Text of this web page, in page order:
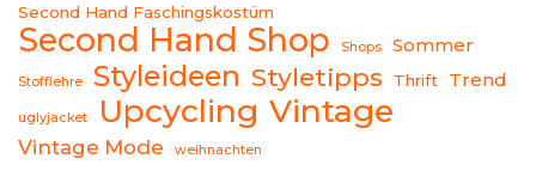
Second Hand Faschingskostüm
Second Hand Shop Shops Sommer
Stofflehre Styleideen Styletipps Thrift Trend
uglyjacket Upcycling Vintage
Vintage Mode weihnachten